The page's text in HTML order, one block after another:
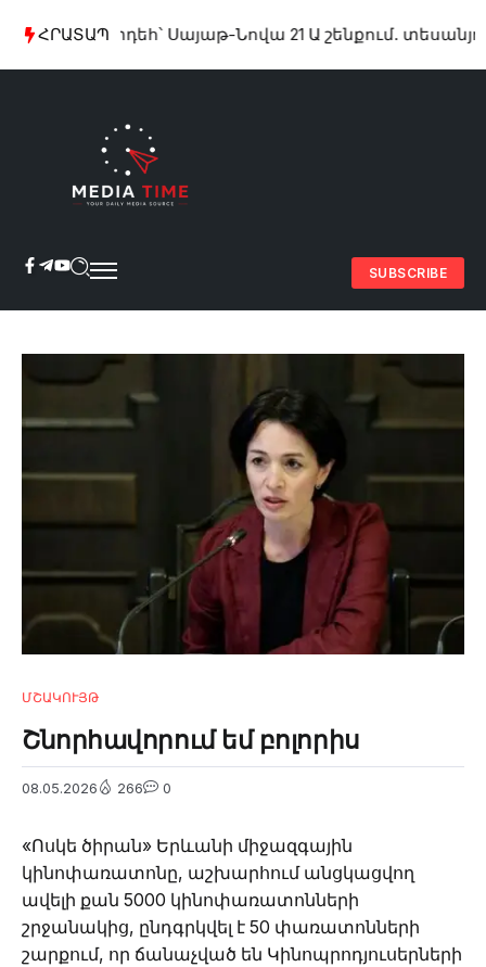
ՀՐԱՏԱՊ
Խոշոր հրդեհ՝ Սայաթ-Նովա 21 Ա շենքում. տեսանյութ
SUBSCRIBE
ՄՇԱԿՈՒՅԹ
Շնորհավորում եմ բոլորիս
08.05.2026 266 0
«Ոսկե ծիրան» Երևանի միջազգային
կինոփառատոնը, աշխարհում անցկացվող
ավելի քան 5000 կինոփառատոնների
շրջանակից, ընդգրկվել է 50 փառատոնների
շարքում, որ ճանաչված են Կինոպրոդյուսերների